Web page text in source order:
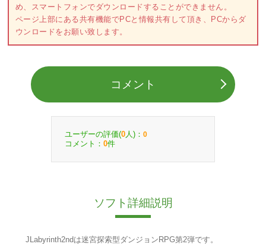
め、スマートフォンでダウンロードすることができません。
ページ上部にある共有機能でPCと情報共有して頂き、PCからダ
ウンロードをお願い致します。
コメント
ユーザーの評価(0 人)： 0
コメント： 0件
ソフト詳細説明
JLabyrinth2ndは迷宮探索型ダンジョンRPG第2弾です。